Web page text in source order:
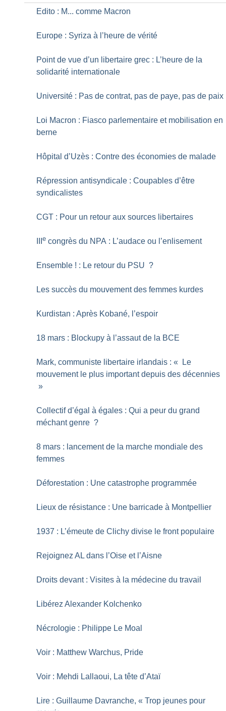
Edito : M... comme Macron
Europe : Syriza à l’heure de vérité
Point de vue d’un libertaire grec : L’heure de la
solidarité internationale
Université : Pas de contrat, pas de paye, pas de paix
Loi Macron : Fiasco parlementaire et mobilisation en
berne
Hôpital d’Uzès : Contre des économies de malade
Répression antisyndicale : Coupables d’être
syndicalistes
CGT : Pour un retour aux sources libertaires
IIIe congrès du NPA : L’audace ou l’enlisement
Ensemble ! : Le retour du PSU ?
Les succès du mouvement des femmes kurdes
Kurdistan : Après Kobané, l’espoir
18 mars : Blockupy à l’assaut de la BCE
Mark, communiste libertaire irlandais : «
Le
mouvement le plus important depuis des décennies
»
Collectif d’égal à égales : Qui a peur du grand
méchant genre ?
8 mars : lancement de la marche mondiale des
femmes
Déforestation : Une catastrophe programmée
Lieux de résistance : Une barricade à Montpellier
1937 : L’émeute de Clichy divise le front populaire
Rejoignez AL dans l’Oise et l’Aisne
Droits devant : Visites à la médecine du travail
Libérez Alexander Kolchenko
Nécrologie : Philippe Le Moal
Voir : Matthew Warchus, Pride
Voir : Mehdi Lallaoui, La tête d’Ataï
Lire : Guillaume Davranche, « Trop jeunes pour